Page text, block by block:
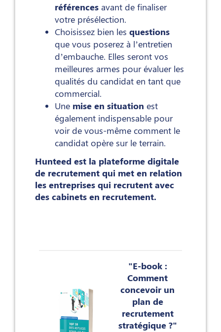
références avant de finaliser
votre présélection.
Choisissez bien les questions
que vous poserez à l’entretien
d’embauche. Elles seront vos
meilleures armes pour évaluer les
qualités du candidat en tant que
commercial.
Une mise en situation est
également indispensable pour
voir de vous-même comment le
candidat opère sur le terrain.
Hunteed est la plateforme digitale
de recrutement qui met en relation
les entreprises qui recrutent avec
des cabinets en recrutement.
"E-book :
Comment
concevoir un
plan de
recrutement
stratégique ?"